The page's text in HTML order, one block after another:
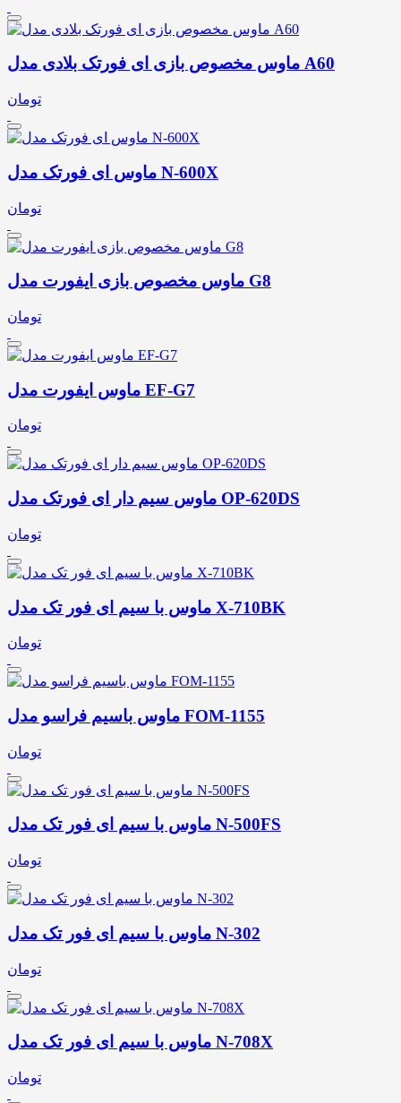
ماوس مخصوص بازی ای فورتک بلادی مدل A60
تومان
ماوس ای فورتک مدل N-600X
تومان
ماوس مخصوص بازی ایفورت مدل G8
تومان
ماوس ایفورت مدل EF-G7
تومان
ماوس سیم دار ای فورتک مدل OP-620DS
تومان
ماوس با سیم ای فور تک مدل X-710BK
تومان
ماوس باسیم فراسو مدل FOM-1155
تومان
ماوس با سیم ای فور تک مدل N-500FS
تومان
ماوس با سیم ای فور تک مدل N-302
تومان
ماوس با سیم ای فور تک مدل N-708X
تومان